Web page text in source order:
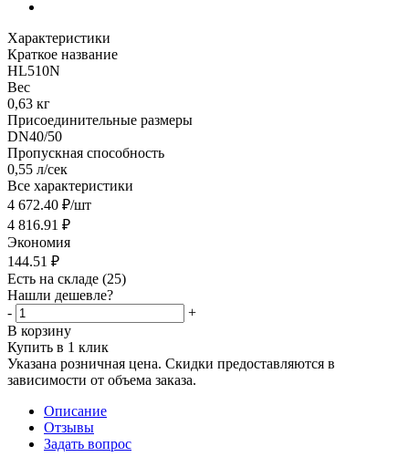
Характеристики
Краткое название
HL510N
Вес
0,63 кг
Присоединительные размеры
DN40/50
Пропускная способность
0,55 л/сек
Все характеристики
4 672.40 ₽/шт
4 816.91 ₽
Экономия
144.51 ₽
Есть на складе (25)
Нашли дешевле?
-
+
В корзину
Купить в 1 клик
Указана розничная цена. Скидки предоставляются в
зависимости от объема заказа.
Описание
Отзывы
Задать вопрос